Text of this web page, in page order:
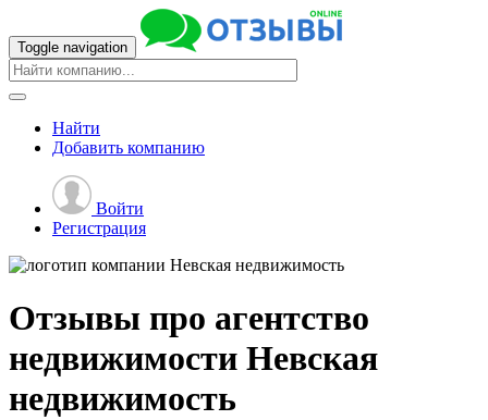
Toggle navigation
Найти
Добавить компанию
Войти
Регистрация
Отзывы про агентство
недвижимости Невская
недвижимость